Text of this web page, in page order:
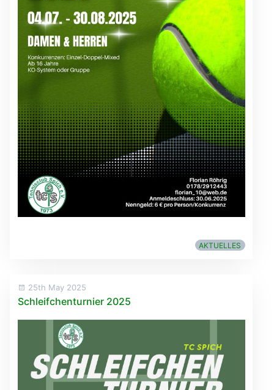
AKTUELLES
25th May 2025
Schleifchenturnier 2025